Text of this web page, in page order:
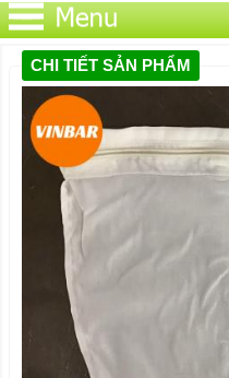
CHI TIẾT SẢN PHẨM